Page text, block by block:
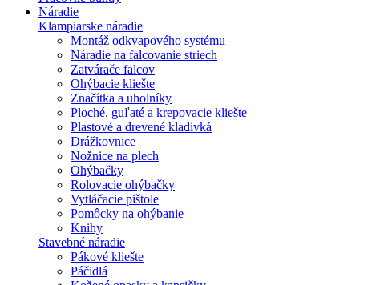
Náradie
Klampiarske náradie
Montáž odkvapového systému
Náradie na falcovanie striech
Zatvárače falcov
Ohýbacie kliešte
Značítka a uholníky
Ploché, guľaté a krepovacie kliešte
Plastové a drevené kladivká
Drážkovnice
Nožnice na plech
Ohýbačky
Rolovacie ohýbačky
Vytláčacie pištole
Pomôcky na ohýbanie
Knihy
Stavebné náradie
Pákové kliešte
Páčidlá